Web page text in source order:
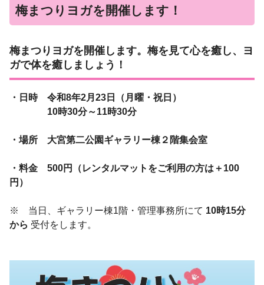
梅まつりヨガを開催します！
梅まつりヨガを開催します。梅を見て心を癒し、ヨ
ガで体を癒しましょう！
・日時 令和8年2月23日（月曜・祝日）
10時30分～11時30分
・場所 大宮第二公園ギャラリー棟２階集会室
・料金 500円（レンタルマットをご利用の方は＋100
円）
※ 当日、ギャラリー棟1階・管理事務所にて 10時15分
から 受付をします。